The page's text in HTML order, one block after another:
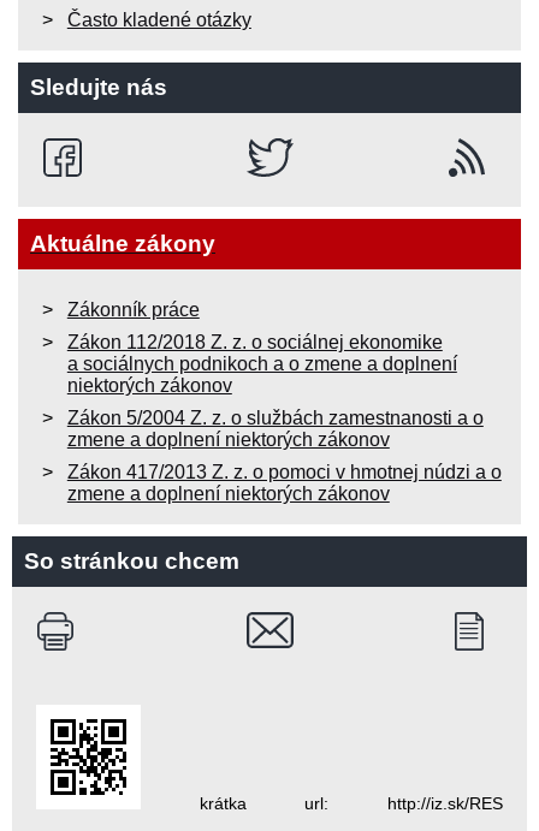
Často kladené otázky
Sledujte nás
Aktuálne zákony
Zákonník práce
Zákon 112/2018 Z. z. o sociálnej ekonomike
a sociálnych podnikoch a o zmene a doplnení
niektorých zákonov
Zákon 5/2004 Z. z. o službách zamestnanosti a o
zmene a doplnení niektorých zákonov
Zákon 417/2013 Z. z. o pomoci v hmotnej núdzi a o
zmene a doplnení niektorých zákonov
So stránkou chcem
krátka url: http://iz.sk/RES